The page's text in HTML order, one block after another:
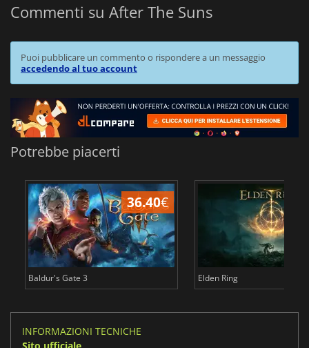
Commenti su After The Suns
Puoi pubblicare un commento o rispondere a un messaggio
accedendo al tuo account
Potrebbe piacerti
36.40€
Baldur's Gate 3 Elden Ring
INFORMAZIONI TECNICHE